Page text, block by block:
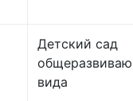
Детский сад
вида